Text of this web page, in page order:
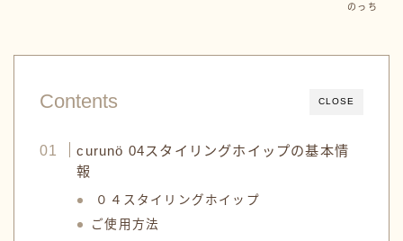
のっち
CLOSE
Contents
curunö 04スタイリングホイップの基本情
報
０４スタイリングホイップ
ご使用方法